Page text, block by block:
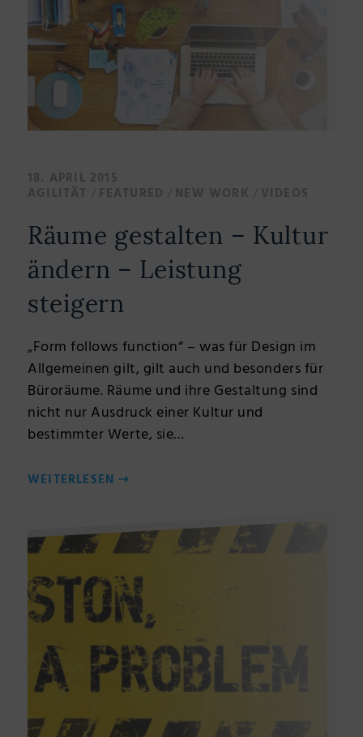
18. APRIL 2015
AGILITÄT / FEATURED / NEW WORK / VIDEOS
Räume gestalten – Kultur
ändern – Leistung
steigern
„Form follows function“ – was für Design im
Allgemeinen gilt, gilt auch und besonders für
Büroräume. Räume und ihre Gestaltung sind
nicht nur Ausdruck einer Kultur und
bestimmter Werte, sie…
WEITERLESEN ⇢